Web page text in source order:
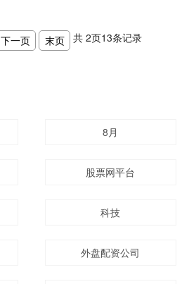
下一页 末页 共 2页13条记录
8月
股票网平台
科技
外盘配资公司